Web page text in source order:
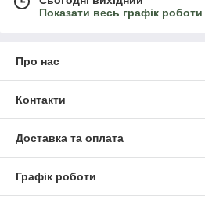
Показати весь графік роботи
Про нас
Контакти
Доставка та оплата
Графік роботи